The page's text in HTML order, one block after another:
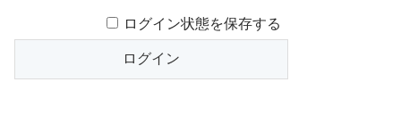
ログイン状態を保存する